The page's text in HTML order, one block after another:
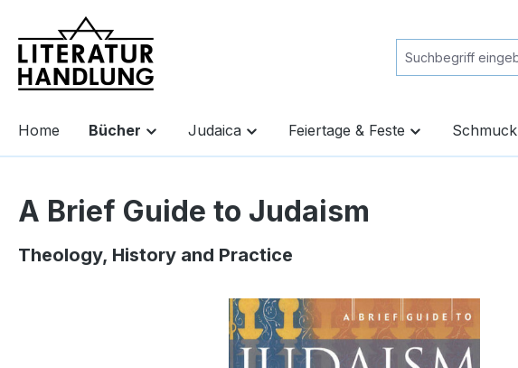
Zur Hauptnavigation springen
Home Bücher Judaica Feiertage & Feste Schmuck
A Brief Guide to Judaism
Theology, History and Practice